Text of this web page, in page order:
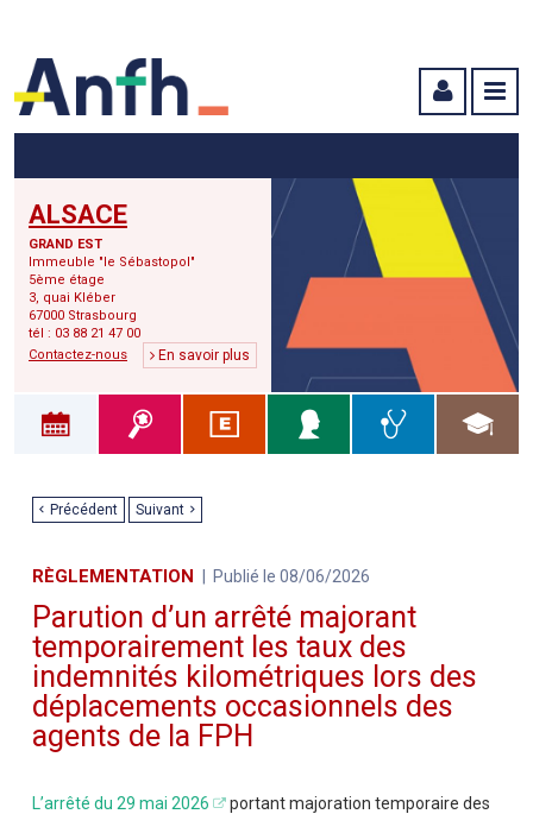
ALSACE
GRAND EST
Immeuble "le Sébastopol"
5ème étage
3, quai Kléber
67000 Strasbourg
tél : 03 88 21 47 00
Contactez-nous
En savoir plus
Précédent Suivant
RÈGLEMENTATION Publié le 08/06/2026
Parution d’un arrêté majorant
temporairement les taux des
indemnités kilométriques lors des
déplacements occasionnels des
agents de la FPH
L’arrêté du 29 mai 2026
portant majoration temporaire des